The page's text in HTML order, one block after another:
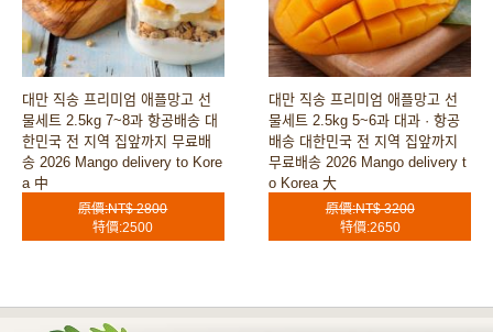
대만 직송 프리미엄 애플망고 선
물세트 2.5kg 7~8과 항공배송 대
한민국 전 지역 집앞까지 무료배
송 2026 Mango delivery to Kore
a 中
原價:NT$ 2800
特價:2500
대만 직송 프리미엄 애플망고 선
물세트 2.5kg 5~6과 대과 · 항공
배송 대한민국 전 지역 집앞까지
무료배송 2026 Mango delivery t
o Korea 大
原價:NT$ 3200
特價:2650